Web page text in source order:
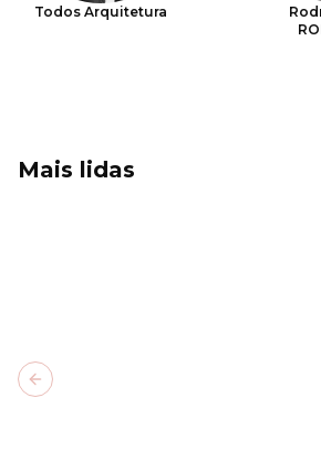
Todos Arquitetura
Mais lidas
Previous slide